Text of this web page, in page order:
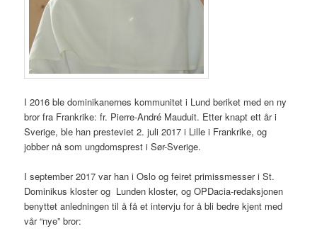
I 2016 ble dominikanernes kommunitet i Lund beriket med en ny
bror fra Frankrike: fr. Pierre-André Mauduit. Etter knapt ett år i
Sverige, ble han presteviet 2. juli 2017 i Lille i Frankrike, og
jobber nå som ungdomsprest i Sør-Sverige.
I september 2017 var han i Oslo og feiret primissmesser i St.
Dominikus kloster og Lunden kloster, og OPDacia-redaksjonen
benyttet anledningen til å få et intervju for å bli bedre kjent med
vår “nye” bror: